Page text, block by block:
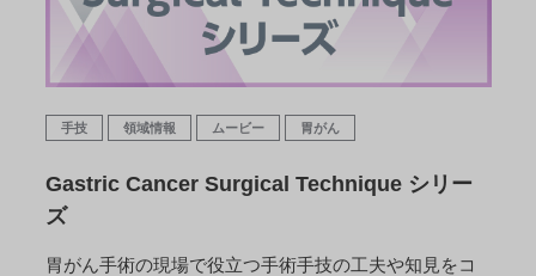
手技 領域情報 ムービー 胃がん
Gastric Cancer Surgical Technique シリー
ズ
胃がん手術の現場で役立つ手術手技の工夫や知見をコ